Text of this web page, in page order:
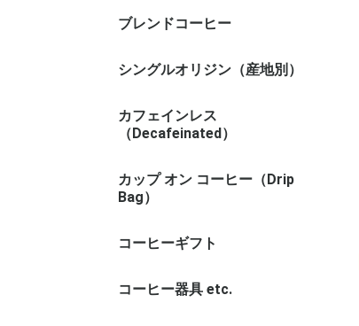
ブレンドコーヒー
シングルオリジン（産地別）
カフェインレス
（Decafeinated）
カップ オン コーヒー（Drip
Bag）
コーヒーギフト
コーヒー器具 etc.